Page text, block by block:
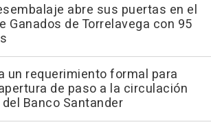
abre sus puertas en el
Ganados de Torrelavega con 95
un requerimiento formal para
de paso a la circulación
Banco Santander